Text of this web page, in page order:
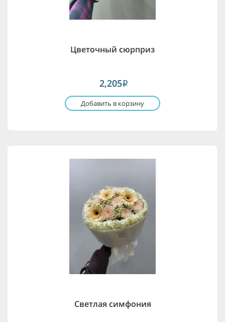
Цветочный сюрприз
2,205i
Добавить в корзину
Светлая симфония